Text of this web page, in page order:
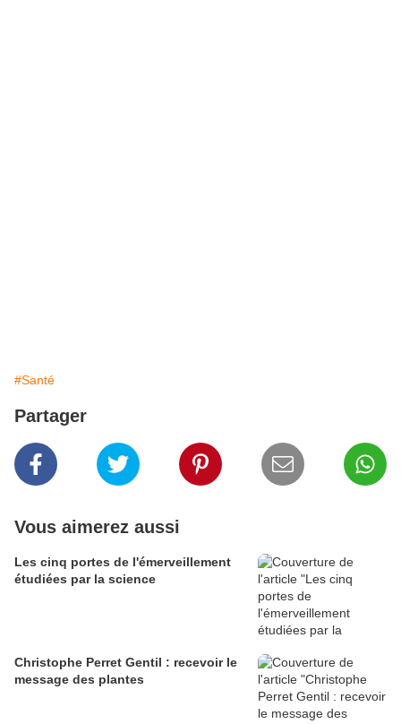
#Santé
Partager
Vous aimerez aussi
Les cinq portes de l'émerveillement
étudiées par la science
Christophe Perret Gentil : recevoir le
message des plantes